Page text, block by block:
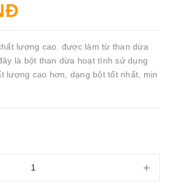
lượng cao. được làm từ than dừa
là bột than dừa hoạt tính sử dụng
lượng cao hơn, dạng bột tốt nhất, mịn
+